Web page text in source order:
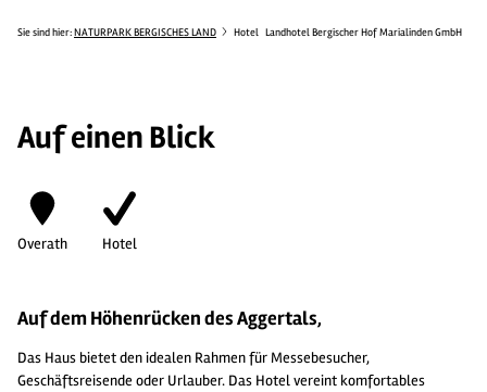
Sie sind hier:NATURPARK BERGISCHES LAND Hotel Landhotel Bergischer Hof Marialinden GmbH
Auf einen Blick
Overath Hotel
Auf dem Höhenrücken des Aggertals,
Das Haus bietet den idealen Rahmen für Messebesucher,
Geschäftsreisende oder Urlauber. Das Hotel vereint komfortables